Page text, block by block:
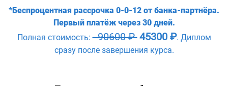
*Беспроцентная рассрочка 0-0-12 от банка-партнёра.
Первый платёж через 30 дней.
Полная стоимость:90600 ₽45300 ₽. Диплом
сразу после завершения курса.